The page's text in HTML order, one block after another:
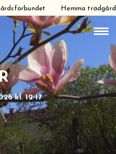
Hemma trädgård
kl. 12-17